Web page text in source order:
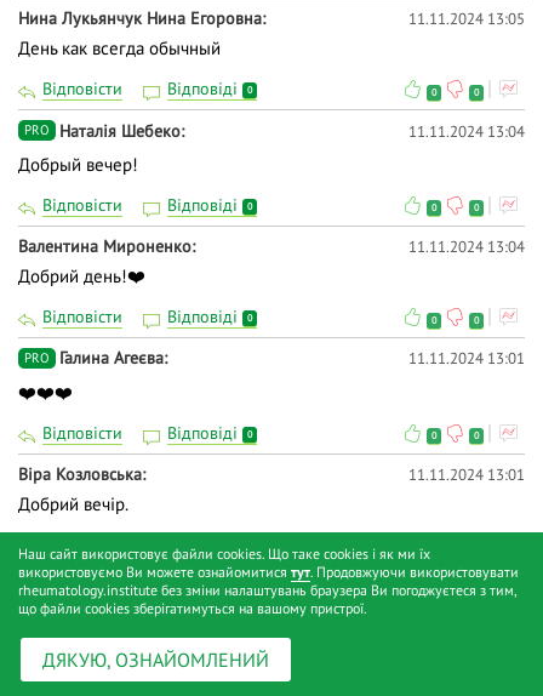
Нина Лукьянчук Нина Егоровна 11.11.2024 13:05
День как всегда обычный
Відповісти Відповіді 0 0 0
PRO Наталія Шебеко 11.11.2024 13:04
Добрый вечер!
Відповісти Відповіді 0 0 0
Валентина Мироненко 11.11.2024 13:04
Добрий день!❤️
Відповісти Відповіді 0 0 0
PRO Галина Агеєва 11.11.2024 13:01
❤️❤️❤️
Відповісти Відповіді 0 0 0
Віра Козловська 11.11.2024 13:01
Добрий вечір.
Відповісти Відповіді
Інститут ревматології 11.11.2024 13:01
Увага! Для учасників циклу «Ревмошкола сімейного лікаря»
передбачена можливість отримати 60 днів PRO доступу та
сертифікат на 10 балів БПР! Підпишіться та подивіться всі 3
вебінари циклу: 🟢 1 заняття «Чому болять суглоби?»
Наш сайт використовує файли cookies. Що таке cookies і як ми їх
використовуємо Ви можете ознайомитися тут. Продовжуючи використовувати
rheumatology.institute без зміни налаштувань браузера Ви погоджуєтеся з тим,
що файли cookies зберігатимуться на вашому пристрої.
ДЯКУЮ, ОЗНАЙОМЛЕНИЙ